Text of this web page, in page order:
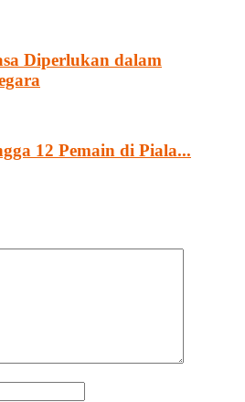
Diperlukan dalam
12 Pemain di Piala...